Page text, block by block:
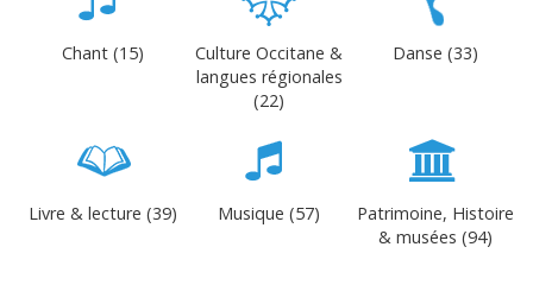
Chant (15)
Culture Occitane &
langues régionales
(22)
Danse (33)
Livre & lecture (39) Musique (57)
Patrimoine, Histoire
& musées (94)